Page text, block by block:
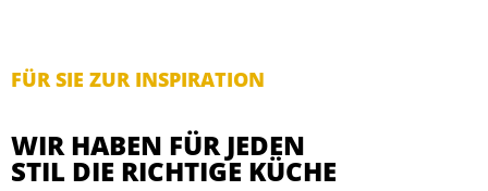
FÜR SIE ZUR INSPIRATION
WIR HABEN FÜR JEDEN
STIL DIE RICHTIGE KÜCHE